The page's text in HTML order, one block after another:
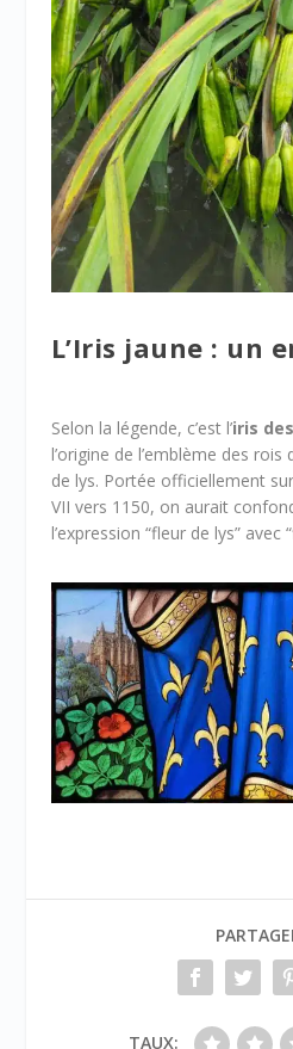
L’Iris jaune : un
Selon la légende, c’est l’iris
l’origine de l’emblème des
de lys. Portée officiellement
VII vers 1150, on aurait
l’expression “fleur de lys” avec
TAUX: